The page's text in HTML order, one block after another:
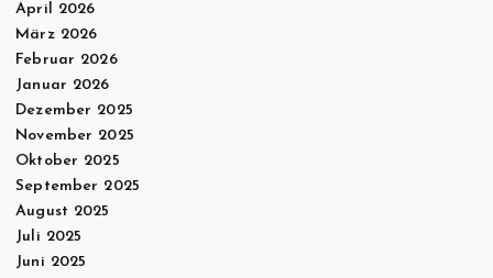
April 2026
März 2026
Februar 2026
Januar 2026
Dezember 2025
November 2025
Oktober 2025
September 2025
August 2025
Juli 2025
Juni 2025